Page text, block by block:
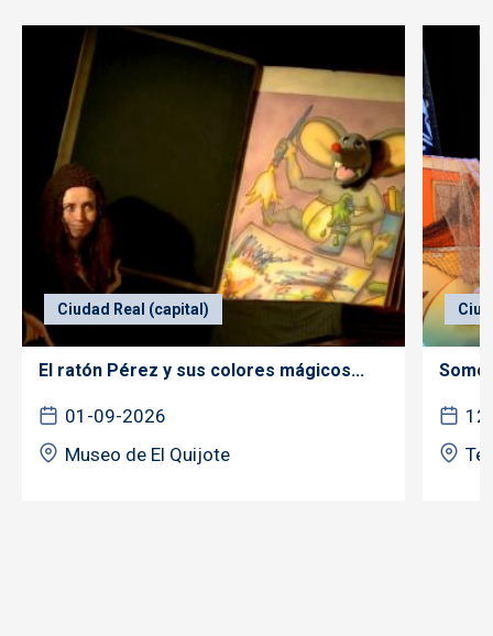
Ciudad Real (capital)
El ratón Pérez y sus colores mágicos...
01-09-2026
Museo de El Quijote